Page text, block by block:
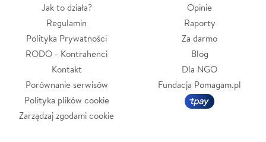
Jak to działa?
Regulamin
Polityka Prywatności
RODO - Kontrahenci
Kontakt
Porównanie serwisów
Polityka plików cookie
Zarządzaj zgodami cookie
Opinie
Raporty
Za darmo
Blog
Dla NGO
Fundacja Pomagam.pl